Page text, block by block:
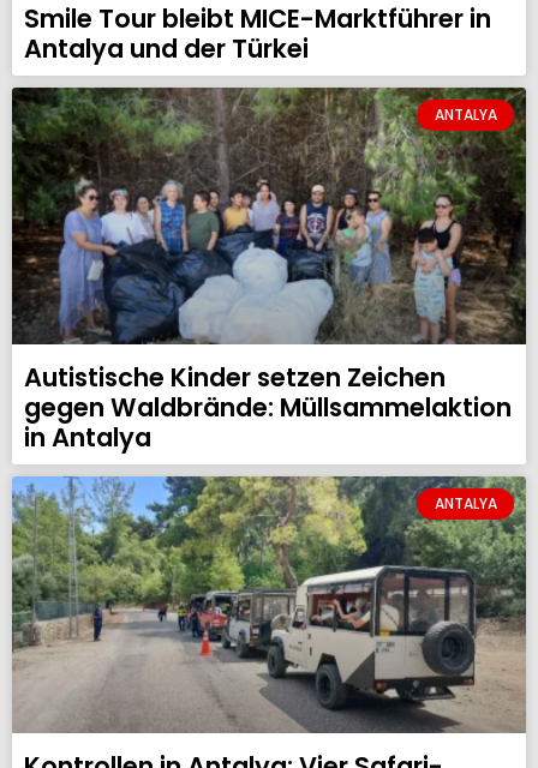
Smile Tour bleibt MICE-Marktführer in
Antalya und der Türkei
ANTALYA
Autistische Kinder setzen Zeichen
gegen Waldbrände: Müllsammelaktion
in Antalya
ANTALYA